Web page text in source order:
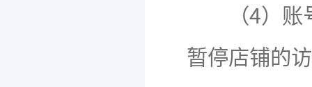
（4）账号
暂停店铺的